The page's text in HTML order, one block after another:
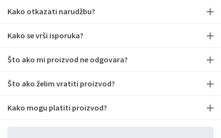
Kako otkazati narudžbu?
Kako se vrši isporuka?
Što ako mi proizvod ne odgovara?
Što ako želim vratiti proizvod?
Kako mogu platiti proizvod?